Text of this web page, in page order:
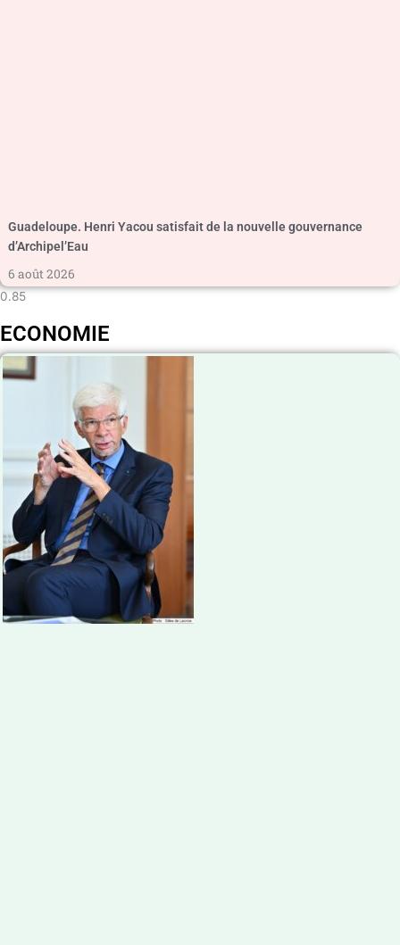
Guadeloupe. Henri Yacou satisfait de la nouvelle gouvernance
d’Archipel’Eau
6 août 2026
ECONOMIE